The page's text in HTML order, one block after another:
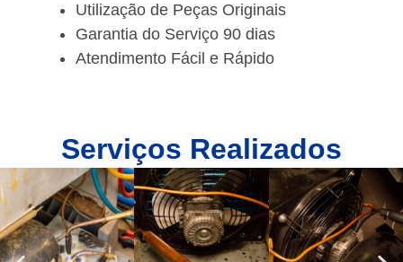
Utilização de Peças Originais
Garantia do Serviço 90 dias
Atendimento Fácil e Rápido
Serviços Realizados